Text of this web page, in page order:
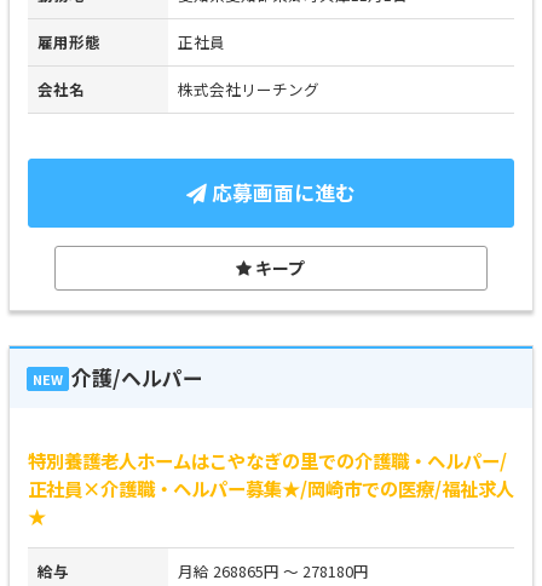
雇用形態 正社員
会社名 株式会社リーチング
応募画面に進む
キープ
NEW 介護/ヘルパー
特別養護老人ホームはこやなぎの里での介護職・ヘルパー/
正社員×介護職・ヘルパー募集★/岡崎市での医療/福祉求人
★
給与 月給 268865円 ～ 278180円